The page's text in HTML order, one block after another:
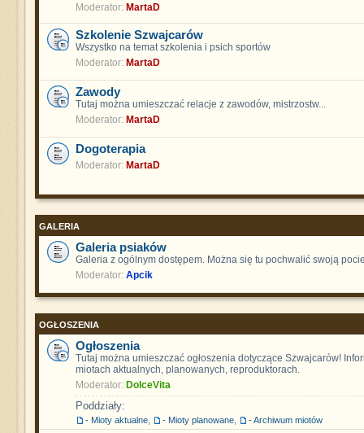
Moderator: MartaD
Szkolenie Szwajcarów
Wszystko na temat szkolenia i psich sportów
Moderator: MartaD
Zawody
Tutaj można umieszczać relacje z zawodów, mistrzostw...
Moderator: MartaD
Dogoterapia
Moderator: MartaD
GALERIA
Galeria psiaków
Galeria z ogólnym dostępem. Można się tu pochwalić swoją
Moderator: Apcik
OGŁOSZENIA
Ogłoszenia
Tutaj można umieszczać ogłoszenia dotyczące Szwajcarów!
miotach aktualnych, planowanych, reproduktorach.
Moderator: DolceVita
Poddziały:
- Mioty aktualne, - Mioty planowane, - Archiwum miotów